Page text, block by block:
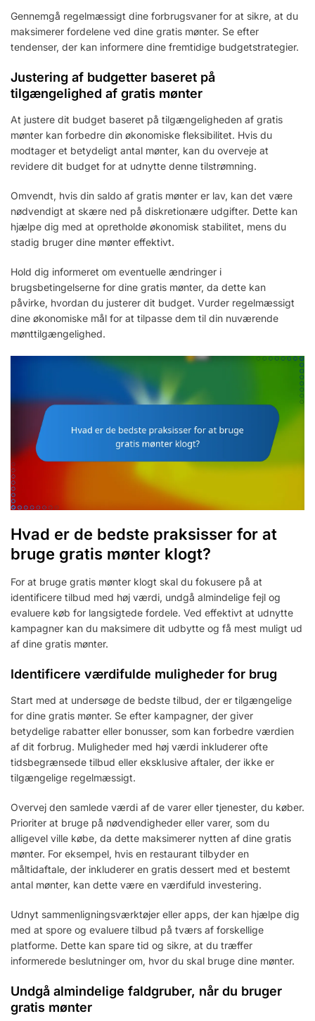
Gennemgå regelmæssigt dine forbrugsvaner for at sikre, at du
maksimerer fordelene ved dine gratis mønter. Se efter
tendenser, der kan informere dine fremtidige budgetstrategier.
Justering af budgetter baseret på
tilgængelighed af gratis mønter
At justere dit budget baseret på tilgængeligheden af gratis
mønter kan forbedre din økonomiske fleksibilitet. Hvis du
modtager et betydeligt antal mønter, kan du overveje at
revidere dit budget for at udnytte denne tilstrømning.
Omvendt, hvis din saldo af gratis mønter er lav, kan det være
nødvendigt at skære ned på diskretionære udgifter. Dette kan
hjælpe dig med at opretholde økonomisk stabilitet, mens du
stadig bruger dine mønter effektivt.
Hold dig informeret om eventuelle ændringer i
brugsbetingelserne for dine gratis mønter, da dette kan
påvirke, hvordan du justerer dit budget. Vurder regelmæssigt
dine økonomiske mål for at tilpasse dem til din nuværende
mønttilgængelighed.
Hvad er de bedste praksisser for at
bruge gratis mønter klogt?
For at bruge gratis mønter klogt skal du fokusere på at
identificere tilbud med høj værdi, undgå almindelige fejl og
evaluere køb for langsigtede fordele. Ved effektivt at udnytte
kampagner kan du maksimere dit udbytte og få mest muligt ud
af dine gratis mønter.
Identificere værdifulde muligheder for brug
Start med at undersøge de bedste tilbud, der er tilgængelige
for dine gratis mønter. Se efter kampagner, der giver
betydelige rabatter eller bonusser, som kan forbedre værdien
af dit forbrug. Muligheder med høj værdi inkluderer ofte
tidsbegrænsede tilbud eller eksklusive aftaler, der ikke er
tilgængelige regelmæssigt.
Overvej den samlede værdi af de varer eller tjenester, du køber.
Prioriter at bruge på nødvendigheder eller varer, som du
alligevel ville købe, da dette maksimerer nytten af dine gratis
mønter. For eksempel, hvis en restaurant tilbyder en
måltidaftale, der inkluderer en gratis dessert med et bestemt
antal mønter, kan dette være en værdifuld investering.
Udnyt sammenligningsværktøjer eller apps, der kan hjælpe dig
med at spore og evaluere tilbud på tværs af forskellige
platforme. Dette kan spare tid og sikre, at du træffer
informerede beslutninger om, hvor du skal bruge dine mønter.
Undgå almindelige faldgruber, når du bruger
gratis mønter